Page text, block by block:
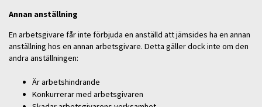
Annan anställning
En arbetsgivare får inte förbjuda en anställd att jämsides ha en annan
anställning hos en annan arbetsgivare. Detta gäller dock inte om den
andra anställningen:
Är arbetshindrande
Konkurrerar med arbetsgivaren